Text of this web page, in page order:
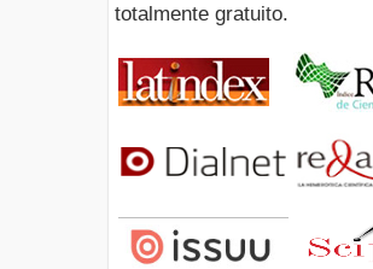
totalmente gratuito.